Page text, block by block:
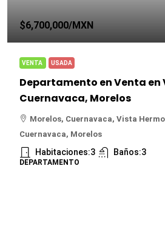
$6,700,000/MXN
VENTA USADA
Departamento en Venta en
Cuernavaca, Morelos
Morelos, Cuernavaca, Vista
Cuernavaca, Morelos
Habitaciones:3 Baños:3
DEPARTAMENTO